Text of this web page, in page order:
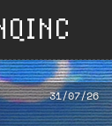
31/07/26